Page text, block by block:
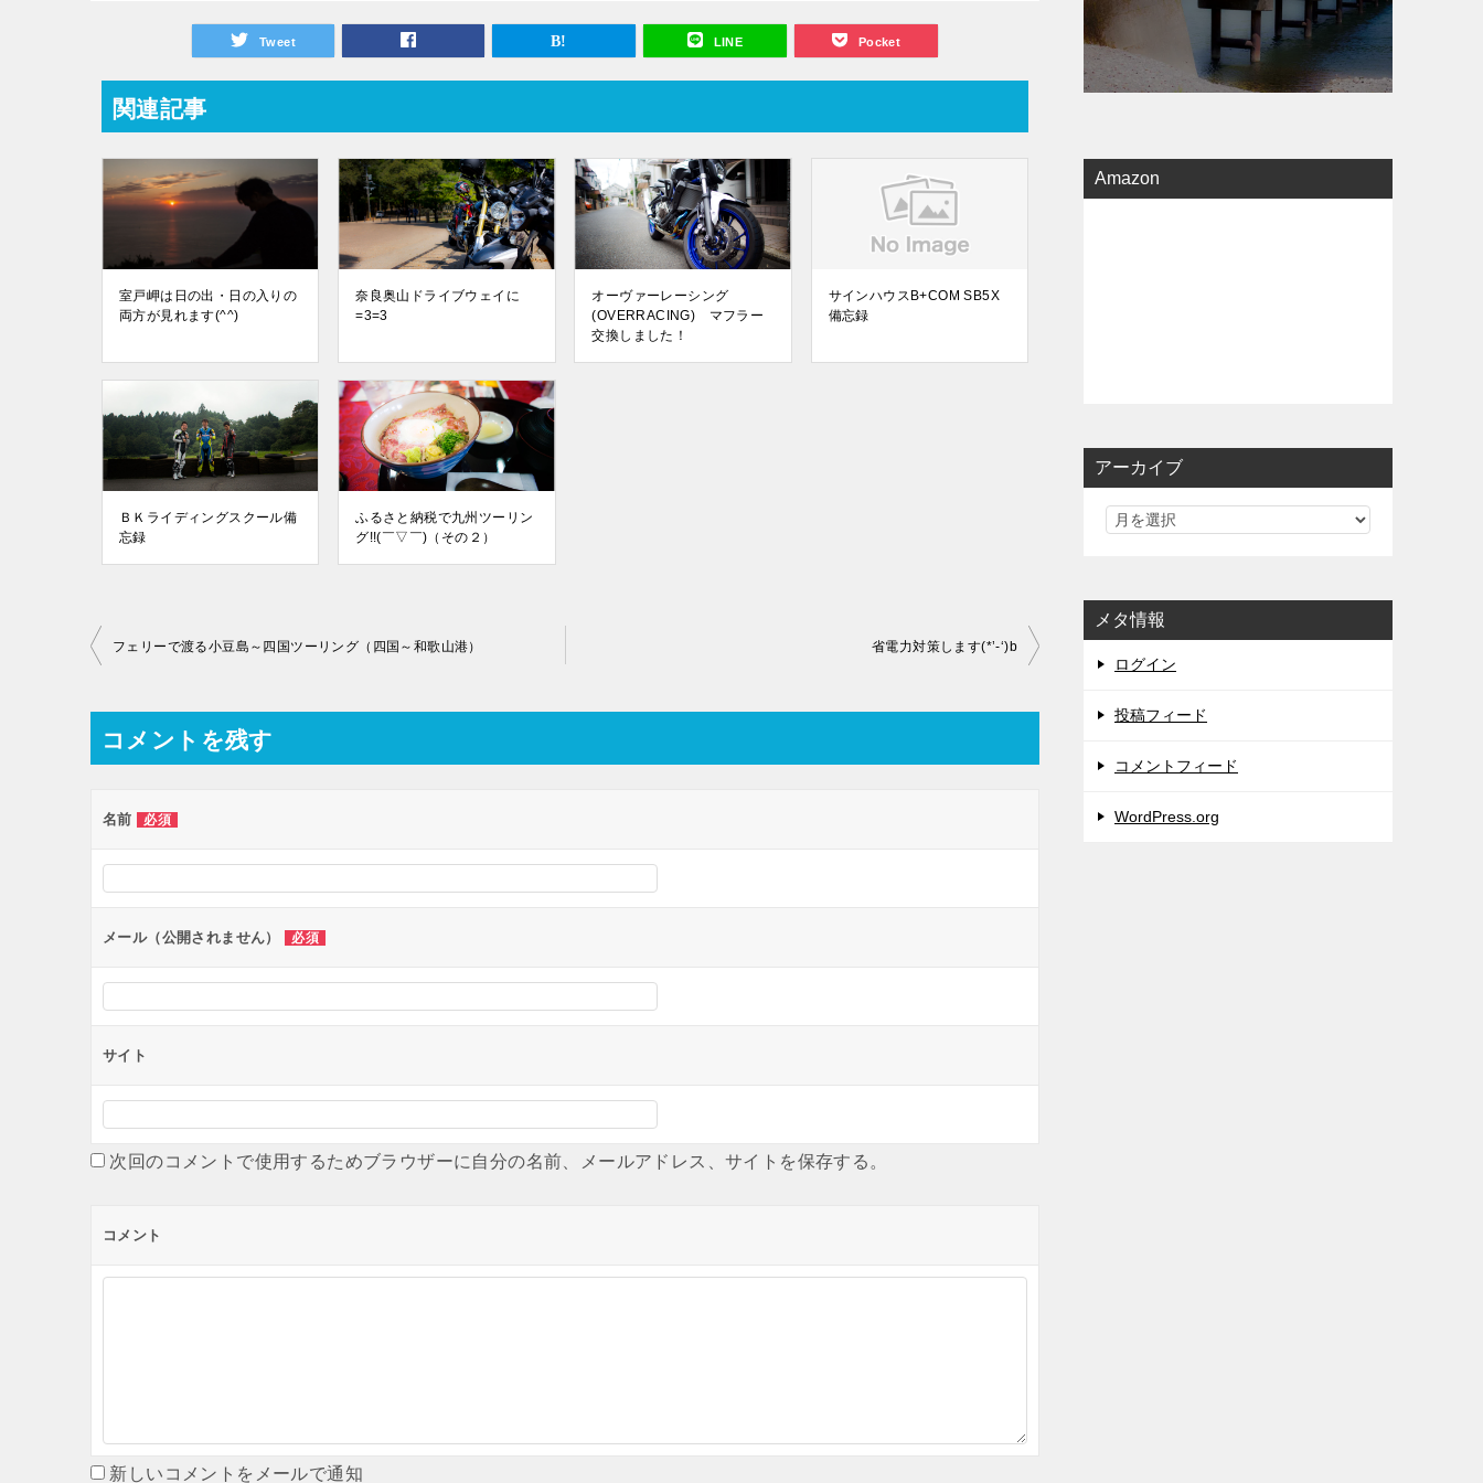
Tweet LINE Pocket
関連記事
室戸岬は日の出・日の入りの
両方が見れます(^^)
奈良奥山ドライブウェイに
=3=3
オーヴァーレーシング
(OVERRACING) マフラー
交換しました！
サインハウスB+COM SB5X
備忘録
ＢＫライディングスクール備
忘録
ふるさと納税で九州ツーリン
グ!!(￣▽￣)（その２）
投
ナ
ビ
ー
ョ
ン
フェリーで渡る小豆島～四国ツーリング（四国～和歌山港） 省電力対策します(*’-‘)b
コメントを残す
名前 必須
メール（公開されません） 必須
サイト
次回のコメントで使用するためブラウザーに自分の名前、メールアドレス、サイトを保存する。
コメント
新しいコメントをメールで通知
Amazon
アーカイブ
メタ情報
ログイン
投稿フィード
コメントフィード
WordPress.org